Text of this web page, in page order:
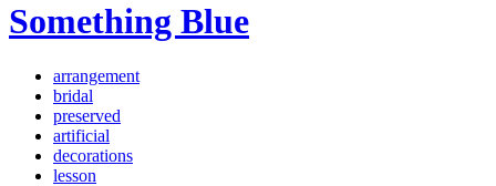
Something Blue
arrangement
bridal
preserved
artificial
decorations
lesson